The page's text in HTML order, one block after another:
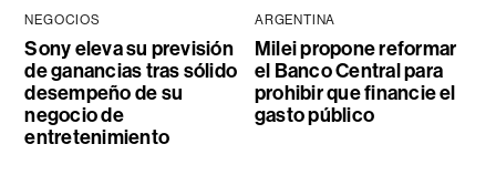
NEGOCIOS
Sony eleva su previsión
de ganancias tras sólido
desempeño de su
negocio de
entretenimiento
ARGENTINA
Milei propone reformar
el Banco Central para
prohibir que financie el
gasto público